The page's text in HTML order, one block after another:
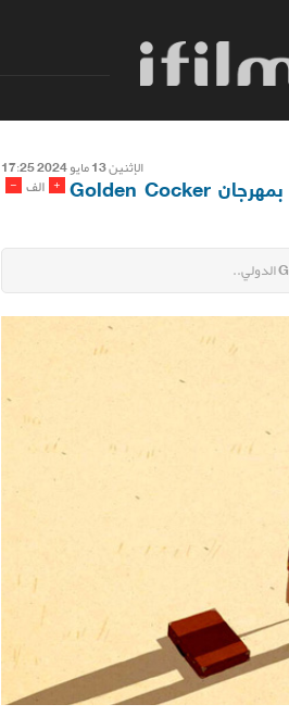
الإثنین 13 مایو 2024 17:25
- الف + فوز فيلم "في ظل السرو" بجائزة أفضل أنيميشن بمهرجان Golden Cocker